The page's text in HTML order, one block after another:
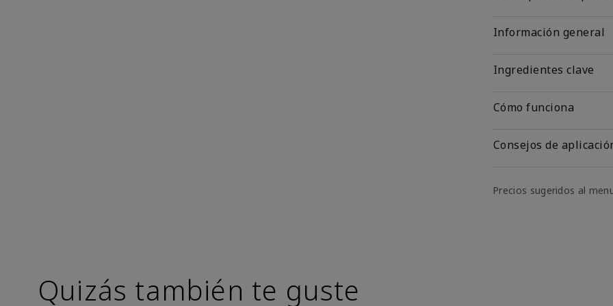
Información general
Ingredientes clave
Cómo funciona
Consejos de
Precios sugeridos al
Quizás también te guste